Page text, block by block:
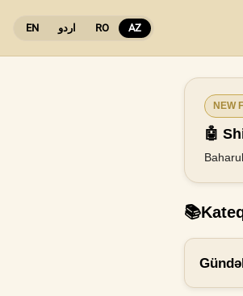
EN اردو RO AZ
NEW
🤖
📚